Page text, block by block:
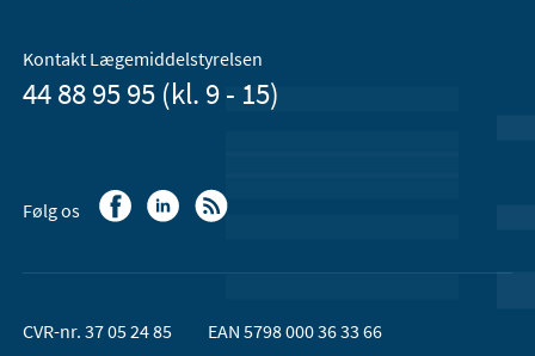
Kontakt Lægemiddelstyrelsen
44 88 95 95 (kl. 9 - 15)
Følg os
CVR-nr. 37 05 24 85 EAN 5798 000 36 33 66